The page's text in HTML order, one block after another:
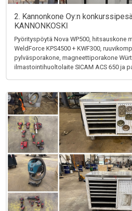
2. Kannonkone Oy:n
KANNONKOSKI
Pyörityspöytä Nova WP500, hitsauskone
WeldForce KPS4500 + KWF300,
pylväsporakone, magneettiporakone
ilmastointihuoltolaite SICAM ACS 650 ja